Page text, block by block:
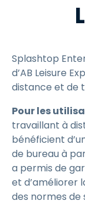
Splashtop
d’AB Leisure
distance et de
Pour les
travaillant à
bénéficient
de bureau à
a permis de
et d’améliorer
des normes de